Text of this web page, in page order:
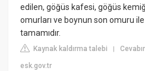
edilen, göğüs kafesi, göğüs
omurları ve boynun son omuru
tamamıdır.
Kaynak kaldırma talebi |
esk.gov.tr